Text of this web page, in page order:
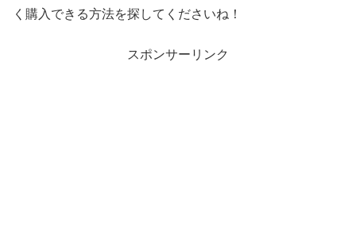
く購入できる方法を探してくださいね！
スポンサーリンク